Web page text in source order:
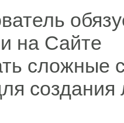
на Сайте
сложные
создания